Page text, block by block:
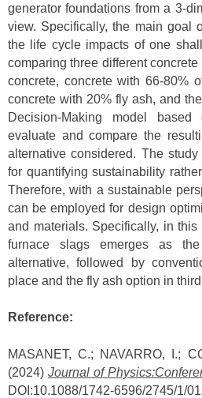
generator foundations from a 3-
view. Specifically, the main goal
the life cycle impacts of one
comparing three different
concrete, concrete with 66-80%
concrete with 20% fly ash, and
Decision-Making model
evaluate and compare the
alternative considered. The
for quantifying sustainability
Therefore, with a sustainable
can be employed for design
and materials. Specifically, in
furnace slags emerges as the
alternative, followed by
place and the fly ash option in
Reference:
MASANET, C.; NAVARRO, I.;
(2024) Journal of
DOI:10.1088/1742-6596/2745/1/